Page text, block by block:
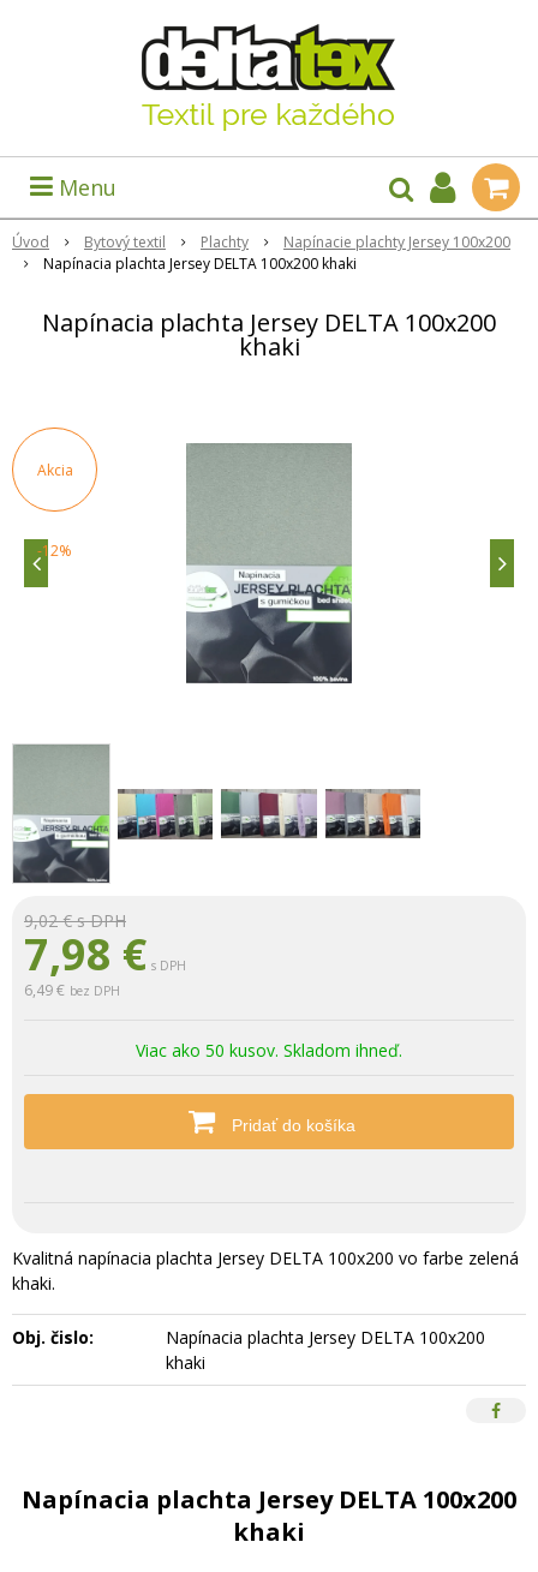
Menu
Úvod Bytový textil Plachty
Napínacie plachty Jersey 100x200
Napínacia plachta Jersey DELTA 100x200 khaki
Napínacia plachta Jersey DELTA 100x200
khaki
Akcia
-12%
9,02 €s DPH
7,98 € s DPH
6,49 € bez DPH
Viac ako 50 kusov. Skladom ihneď.
Pridať do košíka
Kvalitná napínacia plachta Jersey DELTA 100x200 vo farbe zelená
khaki.
Obj. čislo:
Napínacia plachta Jersey DELTA 100x200
khaki
Napínacia plachta Jersey DELTA 100x200
khaki